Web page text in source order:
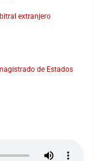
extranjero
de Estados